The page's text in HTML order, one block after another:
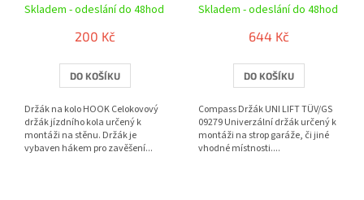
Skladem - odeslání do 48hod
200 Kč
DO KOŠÍKU
Držák na kolo HOOK Celokovový
držák jízdního kola určený k
montáži na stěnu. Držák je
vybaven hákem pro zavěšení...
Skladem - odeslání do 48hod
644 Kč
DO KOŠÍKU
Compass Držák UNI LIFT TÜV/GS
09279 Univerzální držák určený k
montáži na strop garáže, či jiné
vhodné místnosti....